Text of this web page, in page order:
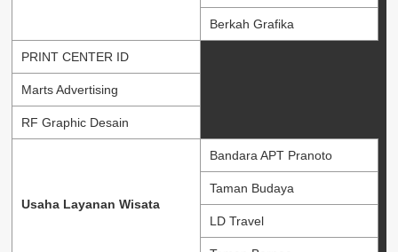
Berkah Grafika
PRINT CENTER ID
Marts Advertising
RF Graphic Desain
Usaha Layanan Wisata
Bandara APT Pranoto
Taman Budaya
LD Travel